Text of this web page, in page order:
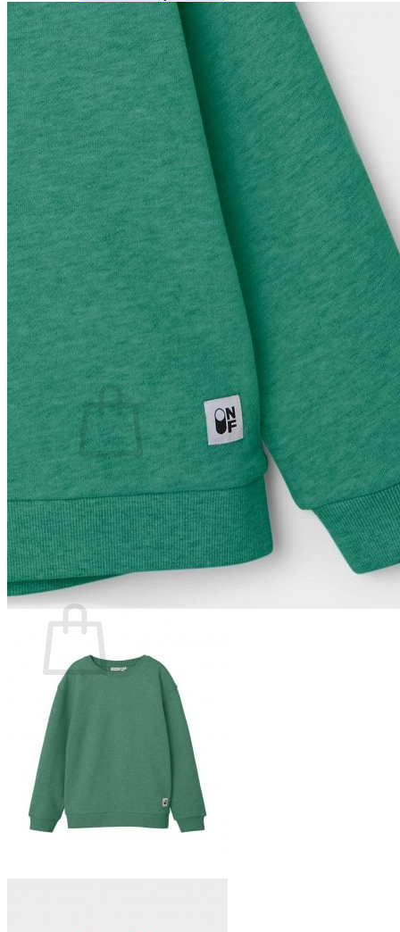
Mekot ja hameet
Lasten puvut,bleiserit,liivit
Liivit
Lasten housut
Lasten housut
Lasten trikoo-ja collegehousut
Lasten farkut
Lasten shortsit
Lasten juhlahousut
Yöasut ja kylpytakit
Lasten yöpaidat
Lasten pyjamat
Kylpytakit
Lasten asusteet
Vyöt, käsineet,pipot, ym
Sukat, sukkahousut, ym
Lasten ulkoilu
Lasten takit
Ulkoilupuvut, housut ja haalarit
Kirjaudu
Ostoskori on tyhjä.
Takaisin kauppaan
Etsi:
Ostoskori
Ostoskori on tyhjä.
Takaisin kauppaan